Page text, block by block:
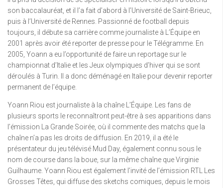
son baccalauréat, et il l’a fait d’abord à l’Université de Saint-Brieuc,
puis à l’Université de Rennes. Passionné de football depuis
toujours, il débute sa carrière comme journaliste à L’Équipe en
2001 après avoir été reporter de presse pour le Télégramme. En
2005, Yoann a eu l’opportunité de faire un reportage sur le
championnat d’Italie et les Jeux olympiques d’hiver qui se sont
déroulés à Turin. Il a donc déménagé en Italie pour devenir reporter
permanent de l’équipe.
Yoann Riou est journaliste à la chaîne L’Équipe. Les fans de
plusieurs sports le reconnaîtront peut-être à ses apparitions dans
l’émission La Grande Soirée, où il commente des matchs que la
chaîne n’a pas les droits de diffusion. En 2019, il a été le
présentateur du jeu télévisé Mud Day, également connu sous le
nom de course dans la boue, sur la même chaîne que Virginie
Guilhaume. Yoann Riou est également l’invité de l’émission RTL Les
Grosses Têtes, qui diffuse des sketchs comiques, depuis le mois